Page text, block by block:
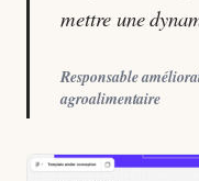
mettre une
Responsable
agroalimentaire